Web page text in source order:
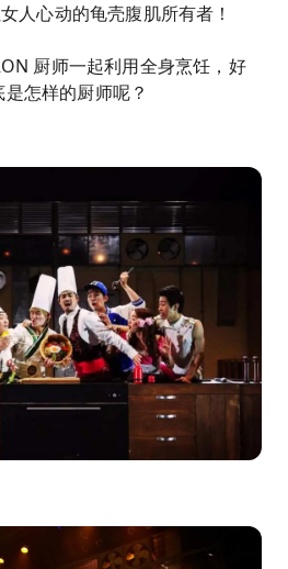
人心动的龟壳腹肌所有者！
厨师一起利用全身烹饪，好
怎样的厨师呢？